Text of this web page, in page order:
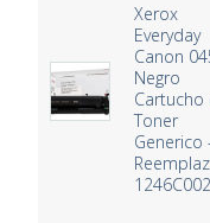
Xerox
Everyday
Canon
Negro
Cartucho
Toner
Generico
1246C002